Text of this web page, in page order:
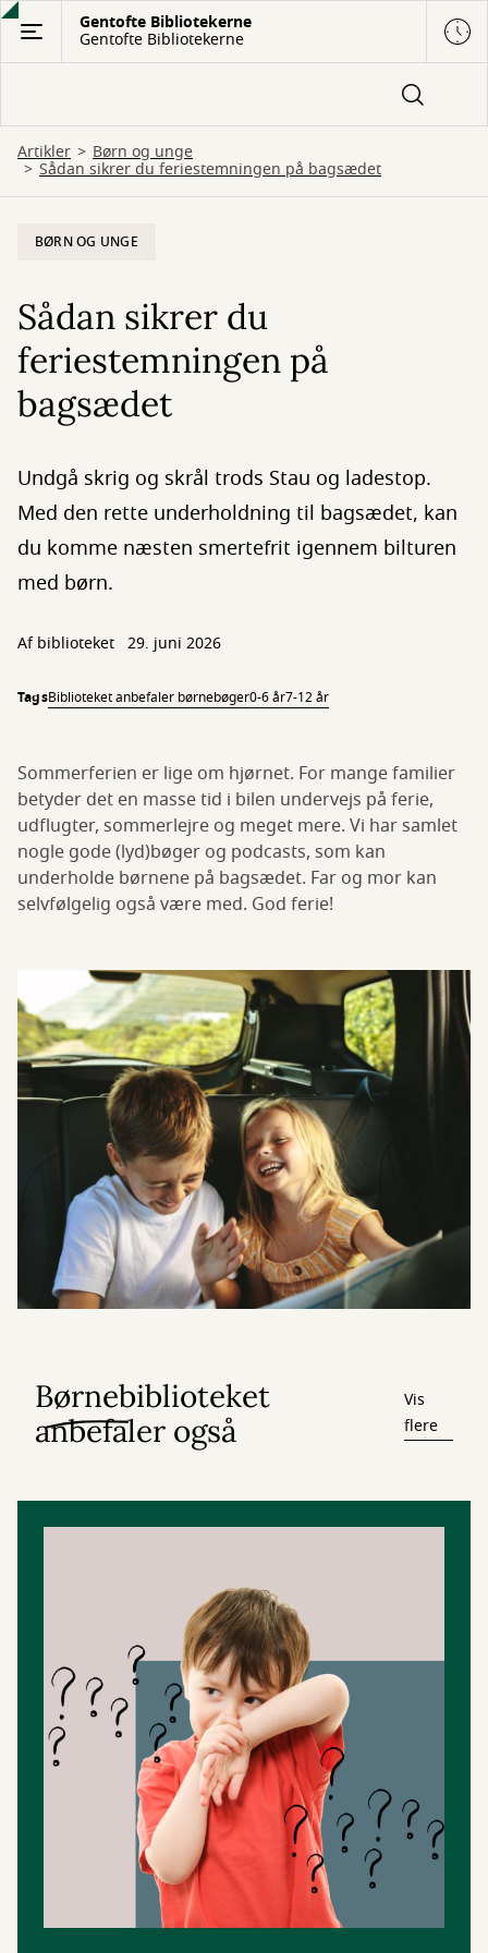
Gå
hovedindhold
Gentofte Bibliotekerne
Gentofte Bibliotekerne
Artikler Børn og unge
Sådan sikrer du feriestemningen på bagsædet
BØRN OG UNGE
Sådan sikrer du
feriestemningen på
bagsædet
Undgå skrig og skrål trods Stau og ladestop.
Med den rette underholdning til bagsædet, kan
du komme næsten smertefrit igennem bilturen
med børn.
Af biblioteket 29. juni 2026
TagsBiblioteket anbefaler børnebøger0-6 år7-12 år
Sommerferien er lige om hjørnet. For mange familier
betyder det en masse tid i bilen undervejs på ferie,
udflugter, sommerlejre og meget mere. Vi har samlet
nogle gode (lyd)bøger og podcasts, som kan
underholde børnene på bagsædet. Far og mor kan
selvfølgelig også være med. God ferie!
Børnebiblioteket
anbefaler også
Vis
flere